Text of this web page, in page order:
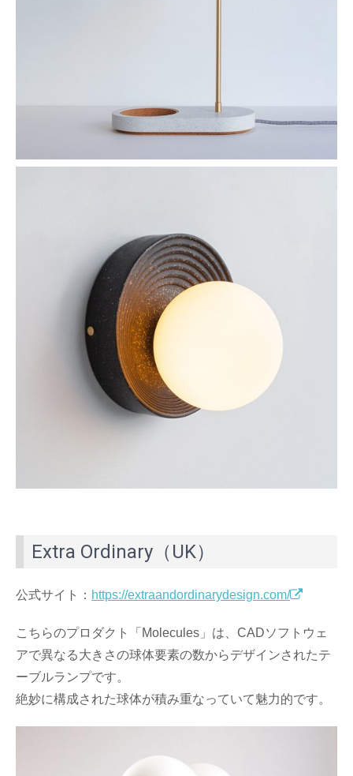
Extra Ordinary（UK）
公式サイト： https://extraandordinarydesign.com/
こちらのプロダクト「Molecules」は、CADソフトウェ
アで異なる大きさの球体要素の数からデザインされたテ
ーブルランプです。
絶妙に構成された球体が積み重なっていて魅力的です。